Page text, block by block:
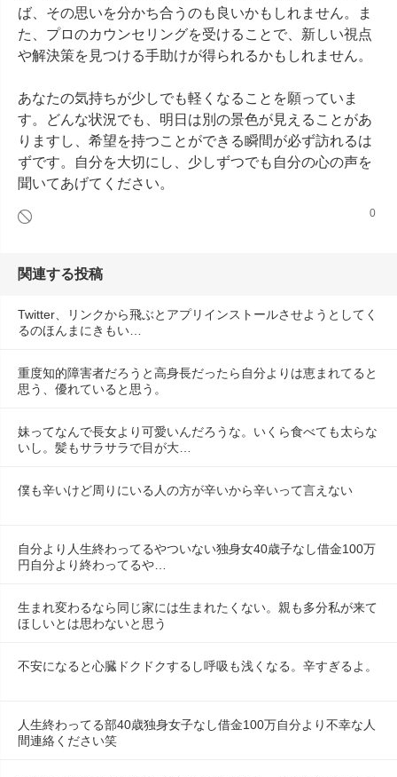
ば、その思いを分かち合うのも良いかもしれません。ま
た、プロのカウンセリングを受けることで、新しい視点
や解決策を見つける手助けが得られるかもしれません。
あなたの気持ちが少しでも軽くなることを願っていま
す。どんな状況でも、明日は別の景色が見えることがあ
りますし、希望を持つことができる瞬間が必ず訪れるは
ずです。自分を大切にし、少しずつでも自分の心の声を
聞いてあげてください。
0
関連する投稿
Twitter、リンクから飛ぶとアプリインストールさせようとしてく
るのほんまにきもい…
重度知的障害者だろうと高身長だったら自分よりは恵まれてると
思う、優れていると思う。
妹ってなんで長女より可愛いんだろうな。いくら食べても太らな
いし。髪もサラサラで目が大…
僕も辛いけど周りにいる人の方が辛いから辛いって言えない
自分より人生終わってるやついない独身女40歳子なし借金100万
円自分より終わってるや…
生まれ変わるなら同じ家には生まれたくない。親も多分私が来て
ほしいとは思わないと思う
不安になると心臓ドクドクするし呼吸も浅くなる。辛すぎるよ。
人生終わってる部40歳独身女子なし借金100万自分より不幸な人
間連絡ください笑